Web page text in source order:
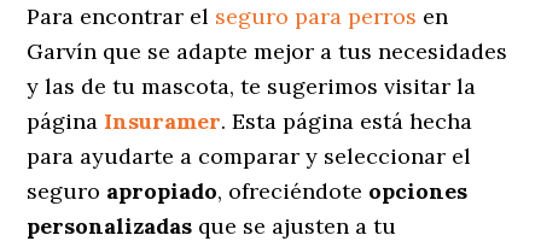
Para encontrar el seguro para perros en
Garvín que se adapte mejor a tus necesidades
y las de tu mascota, te sugerimos visitar la
página Insuramer. Esta página está hecha
para ayudarte a comparar y seleccionar el
seguro apropiado, ofreciéndote opciones
personalizadas que se ajusten a tu